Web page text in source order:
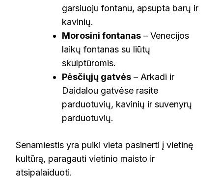
garsiuoju fontanu, apsupta barų ir
kavinių.
Morosini fontanas – Venecijos
laikų fontanas su liūtų
skulptūromis.
Pėsčiųjų gatvės – Arkadi ir
Daidalou gatvėse rasite
parduotuvių, kavinių ir suvenyrų
parduotuvių.
Senamiestis yra puiki vieta pasinerti į vietinę
kultūrą, paragauti vietinio maisto ir
atsipalaiduoti.